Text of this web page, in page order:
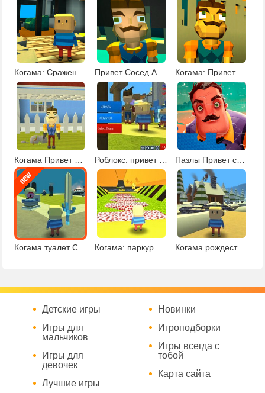
Привет Сосед Альфа 3
Пазлы Привет сосед
Когама туалет Скибиди Когама рождественское приключение
Детские игры
Игры для
мальчиков
Игры для
девочек
Лучшие игры
Новинки
Игроподборки
Игры всегда с
тобой
Карта сайта